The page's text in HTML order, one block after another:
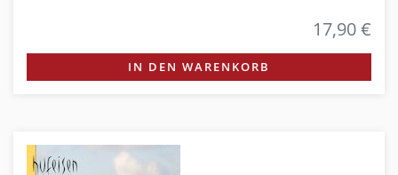
17,90 €
IN DEN WARENKORB